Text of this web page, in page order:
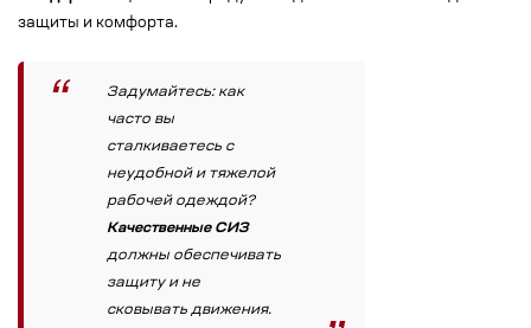
защиты и комфорта.
Задумайтесь: как
часто вы
сталкиваетесь с
неудобной и тяжелой
рабочей одеждой?
Качественные СИЗ
должны обеспечивать
защиту и не
сковывать движения.